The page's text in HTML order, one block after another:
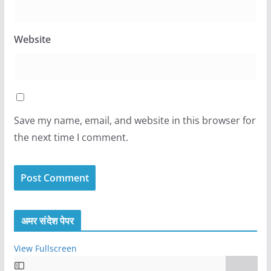
Website
Save my name, email, and website in this browser for
the next time I comment.
अमर संदेश पेपर
View Fullscreen
S